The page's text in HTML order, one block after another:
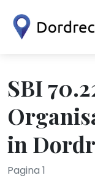
SBI
in
Pagina 1